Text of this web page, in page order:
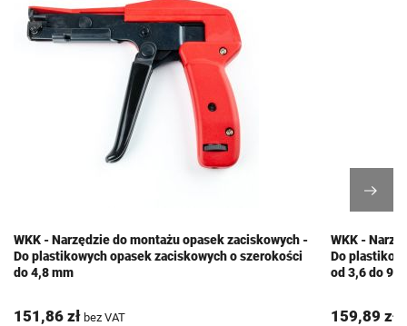
WKK - Narzędzie do montażu opasek zaciskowych -
Do plastikowych opasek zaciskowych o szerokości
do 4,8 mm
151,86 zł bez VAT
WKK -
Do
od 3,6 do
159,89 zł